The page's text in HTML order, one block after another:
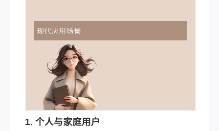
1. 个人与家庭用户